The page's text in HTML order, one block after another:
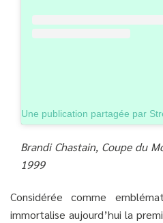
Brandi Chastain, Coupe du
1999
Considérée comme
immortalise aujourd’hui la